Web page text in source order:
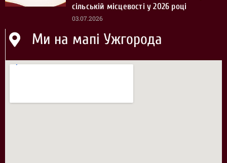
сільській місцевості у 2026 році
03.07.2026
Ми на мапі Ужгорода